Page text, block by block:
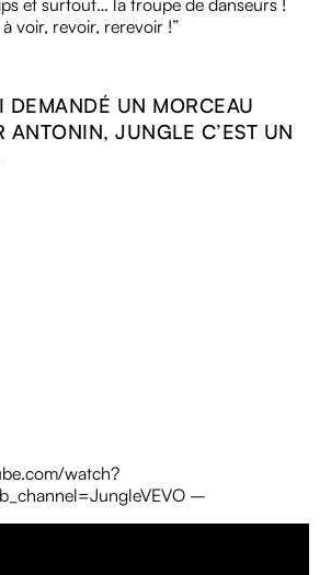
voir, revoir, rerevoir !”
DEMANDÉ UN MORCEAU
ANTONIN, JUNGLE C’EST UN
watch?
–